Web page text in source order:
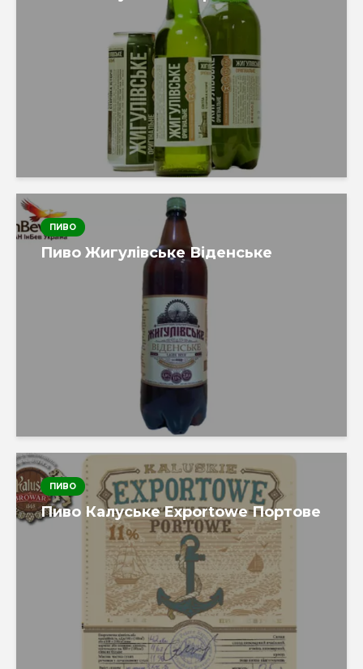
ПИВО
Пиво Жигулівське Віденське
ПИВО
Пиво Калуське Exportowe Портове